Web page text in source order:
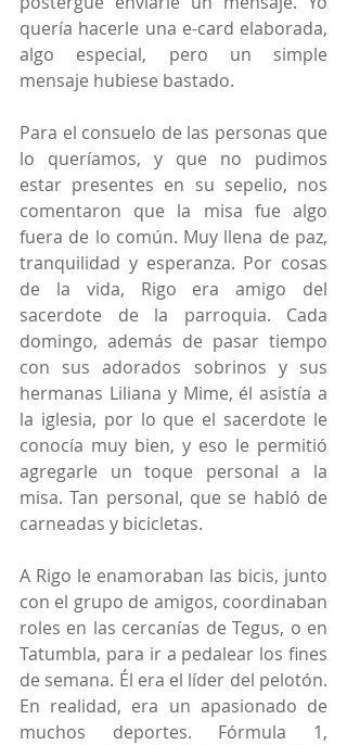
quería hacerle una e-card elaborada,
algo especial, pero un simple
mensaje hubiese bastado.
Para el consuelo de las personas que
lo queríamos, y que no pudimos
estar presentes en su sepelio, nos
comentaron que la misa fue algo
fuera de lo común. Muy llena de paz,
tranquilidad y esperanza. Por cosas
de la vida, Rigo era amigo del
sacerdote de la parroquia. Cada
domingo, además de pasar tiempo
con sus adorados sobrinos y sus
hermanas Liliana y Mime, él asistía a
la iglesia, por lo que el sacerdote le
conocía muy bien, y eso le permitió
agregarle un toque personal a la
misa. Tan personal, que se habló de
carneadas y bicicletas.
A Rigo le enamoraban las bicis, junto
con el grupo de amigos, coordinaban
roles en las cercanías de Tegus, o en
Tatumbla, para ir a pedalear los fines
de semana. Él era el líder del pelotón.
En realidad, era un apasionado de
muchos deportes. Fórmula 1,